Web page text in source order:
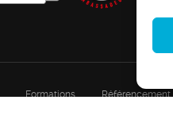
Formations Référencement